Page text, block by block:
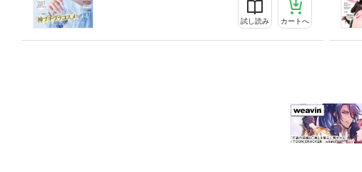
試し読み カートへ